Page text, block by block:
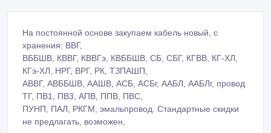
На постоянной основе закупаем кабель новый, с
хранения: ВВГ,
ВББШВ, КВВГ, КВВГэ, КВББШВ, СБ, СБГ, КГВВ, КГ-ХЛ,
КГэ-ХЛ, НРГ, ВРГ, РК, ТЗПАШП,
АВВГ, АВББШВ, ААШВ, АСБ, АСБг, ААБЛ, ААБЛг, провод
ТГ, ПВ1, ПВ3, АПВ, ППВ, ПВС,
ПУНП, ПАЛ, РКГМ, эмальпровод. Стандартные скидки
не предлагать, возможен,